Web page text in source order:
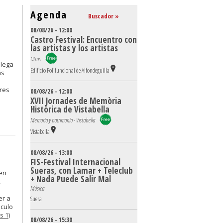
a
1)
Agenda
Buscador »
08/08/26 - 12:00
Castro Festival: Encuentro con
las artistas y los artistas
Otros
Edificio Polifuncional de Alfondeguilla
08/08/26 - 12:00
XVII Jornades de Memòria
Històrica de Vistabella
Memoria y patrimonio - Vistabella
Vistabella
08/08/26 - 13:00
FIS-Festival Internacional
Sueras, con Lamar + Teleclub
+ Nada Puede Salir Mal
Música
Suera
08/08/26 - 15:30